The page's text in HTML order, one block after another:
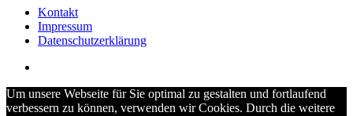
Kontakt
Impressum
Datenschutzerklärung
Um unsere Webseite für Sie optimal zu gestalten und fortlaufend
verbessern zu können, verwenden wir Cookies. Durch die weitere